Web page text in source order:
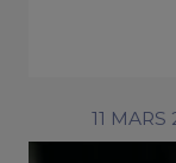
11 MARS